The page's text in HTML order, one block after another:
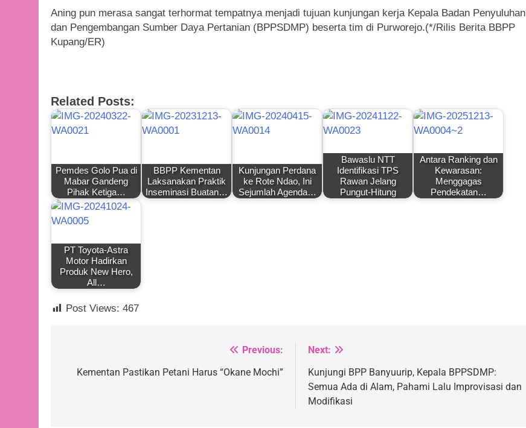
Aning pun merasa sangat terhormat tempatnya menjadi tujuan kunjungan kerja Kepala Badan Penyuluhan
dan Pengembangan Sumber Daya Pertanian (BPPSDMP) beserta tim di Purworejo.(*/Rilis Berita BBPP
Kupang/ER)
Related Posts:
Pemdes Golo Pua di
Mabar Gandeng
Pihak Ketiga…
BBPP Kementan
Laksanakan Praktik
Inseminasi Buatan…
Kunjungan Perdana
ke Rote Ndao, Ini
Sejumlah Agenda…
Bawaslu NTT
Identifikasi TPS
Rawan Jelang
Pungut-Hitung
Antara Ranking dan
Kewarasan:
Menggagas
Pendekatan…
PT Toyota-Astra
Motor Hadirkan
Produk New Hero,
All…
Post Views: 467
pos
Previous:
Kementan Pastikan Petani Harus “Okane Mochi”
Next:
Kunjungi BPP Banyuurip, Kepala BPPSDMP:
Semua Ada di Alam, Pahami Lalu Improvisasi dan
Modifikasi